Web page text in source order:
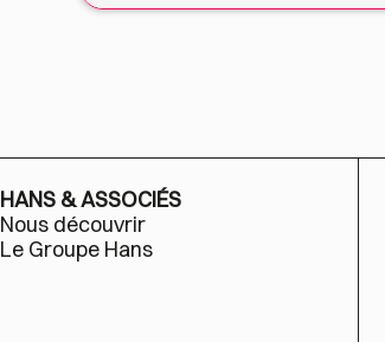
HANS & ASSOCIÉS
Nous découvrir
Le Groupe Hans